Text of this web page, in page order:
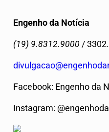
Engenho da Notícia
(19) 9.8312.9000 /
Facebook: Engenho da
Instagram: